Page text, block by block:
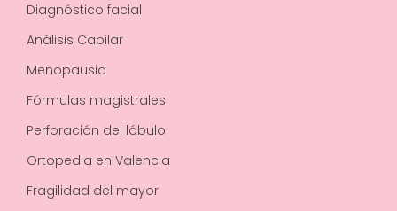
Diagnóstico facial
Análisis Capilar
Menopausia
Fórmulas magistrales
Perforación del lóbulo
Ortopedia en Valencia
Fragilidad del mayor